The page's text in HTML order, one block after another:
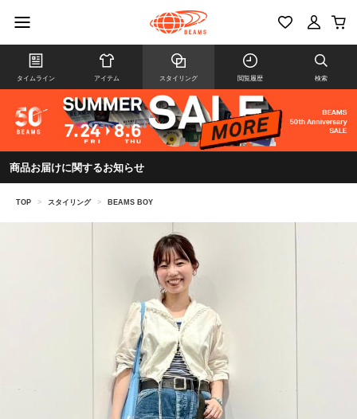
タイムライン アイテム スタイリング 閲覧履歴 検索
商品お届けに関するお知らせ
TOP > スタイリング > BEAMS BOY